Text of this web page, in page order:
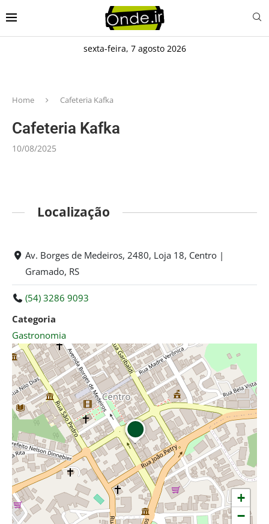
sexta-feira, 7 agosto 2026
Home Cafeteria Kafka
Cafeteria Kafka
10/08/2025
Localização
Av. Borges de Medeiros, 2480, Loja 18, Centro |
Gramado, RS
(54) 3286 9093
Categoria
Gastronomia
+
−